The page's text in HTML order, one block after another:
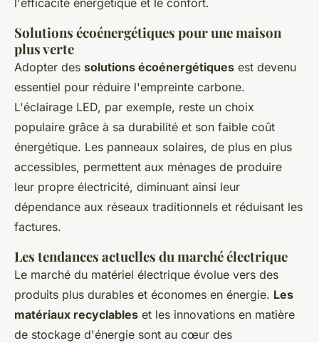
l'efficacité énergétique et le confort.
Solutions écoénergétiques pour une maison
plus verte
Adopter des solutions écoénergétiques est devenu
essentiel pour réduire l'empreinte carbone.
L'éclairage LED, par exemple, reste un choix
populaire grâce à sa durabilité et son faible coût
énergétique. Les panneaux solaires, de plus en plus
accessibles, permettent aux ménages de produire
leur propre électricité, diminuant ainsi leur
dépendance aux réseaux traditionnels et réduisant les
factures.
Les tendances actuelles du marché électrique
Le marché du matériel électrique évolue vers des
produits plus durables et économes en énergie. Les
matériaux recyclables et les innovations en matière
de stockage d'énergie sont au cœur des